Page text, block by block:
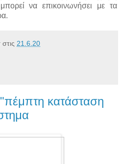
να επικοινωνήσει με τα
21.6.20
κατάσταση